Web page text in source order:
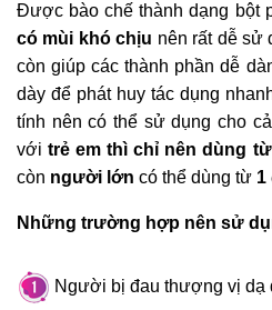
Được bào chế thành dạng bột
có mùi khó chịu nên rất dễ sử
còn giúp các thành phần dễ
dày để phát huy tác dụng
tính nên có thể sử dụng cho
với trẻ em thì chỉ nên dùng
còn người lớn có thể dùng từ 1
Những trường hợp nên sử
Người bị đau thượng vị dạ